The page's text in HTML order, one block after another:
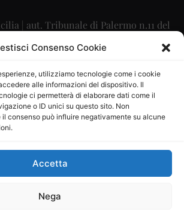
Consenso Cookie
utilizziamo tecnologie come i cookie
alle informazioni del dispositivo. Il
ci permetterà di elaborare dati come il
o ID unici su questo sito. Non
consenso può influire negativamente su alcune
Accetta
Nega
| aut. Tribunale di Palermo n.11 del
29/09/2015
Editoriale: Maurizio Scaglione
Maria Calabrese
P.IVA: 06334930820
Società Cooperativa a r.l. è
degli Operatori di Comunicazione al